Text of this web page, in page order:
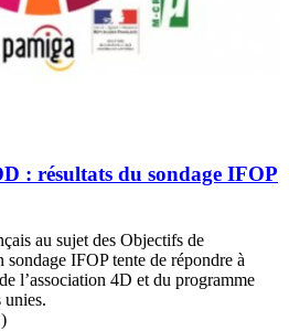
: résultats du sondage IFOP
au sujet des Objectifs de
IFOP tente de répondre à
l’association 4D et du programme